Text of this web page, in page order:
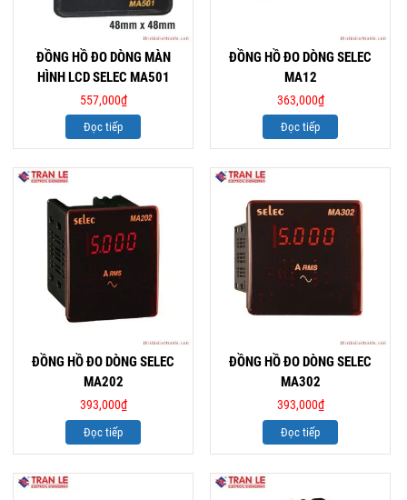
ĐỒNG HỒ ĐO DÒNG MÀN
HÌNH LCD SELEC MA501
557,000₫
Đọc tiếp
ĐỒNG HỒ ĐO DÒNG SELEC
MA12
363,000₫
Đọc tiếp
ĐỒNG HỒ ĐO DÒNG SELEC
MA202
393,000₫
Đọc tiếp
ĐỒNG HỒ ĐO DÒNG SELEC
MA302
393,000₫
Đọc tiếp